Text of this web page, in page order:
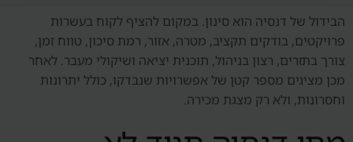
הבידול של דנסיה הוא סינון. במקום להציף לקוח בעשרות
פרויקטים, בודקים תקציב, מטרה, אזור, רמת סיכון, טווח זמן,
צורך בתזרים, רצון בניהול, תוכנית יציאה ושיקולי מעבר. לאחר
מכן מציגים מספר קטן של אפשרויות שנבדקו, כולל יתרונות
וחסרונות, ולא רק מצגת מכירה.